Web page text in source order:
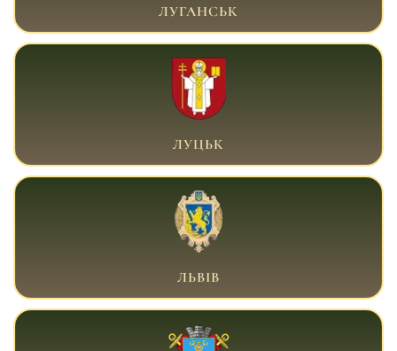
ЛУГАНСЬК
ВІЙСЬКОВИЙ АДВОКАТ ЛУЦЬК
ЛУЦЬК
ВІЙСЬКОВИЙ АДВОКАТ ЛЬВІВ
ЛЬВІВ